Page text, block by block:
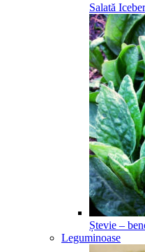
Salată
Ștevie –
Leguminoase